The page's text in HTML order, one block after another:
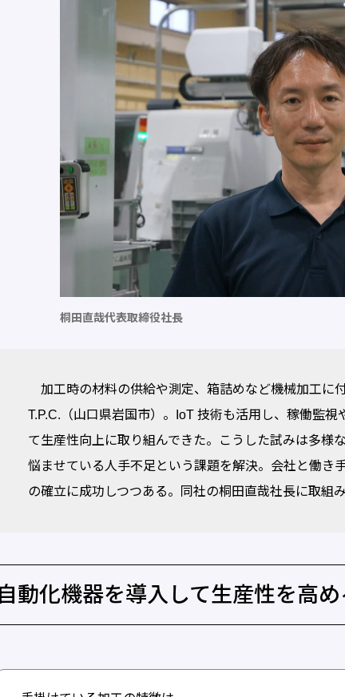
桐田直哉代表取締役社長
加工時の材料の供給や測定、箱詰めなど機械加工に
T.P.C.（山口県岩国市）。IoT 技術も活用し、稼働監
て生産性向上に取り組んできた。こうした試みは多様
悩ませている人手不足という課題を解決。会社と働き
の確立に成功しつつある。同社の桐田直哉社長に取組
自動化機器を導入して生産性を高め